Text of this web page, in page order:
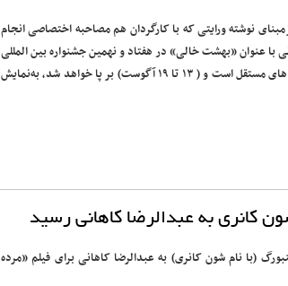
نوشته ورایتی که با کارگردان هم مصاحبه اختصاصی انجام
با عنوان «بهشت خالی» در هفتاد و نهمین جشنواره بین المللی
ادینبورگ که ویژه فیلم های مستقل است و ( ۱۳ تا ۱۹ آگوست) بر پا خواهد شد، به‌نمایش
کانری به عبدالرضا کاهانی رسید
(با نام شون کانری) ‌به عبدالرضا کاهانی برای فیلم «مرده